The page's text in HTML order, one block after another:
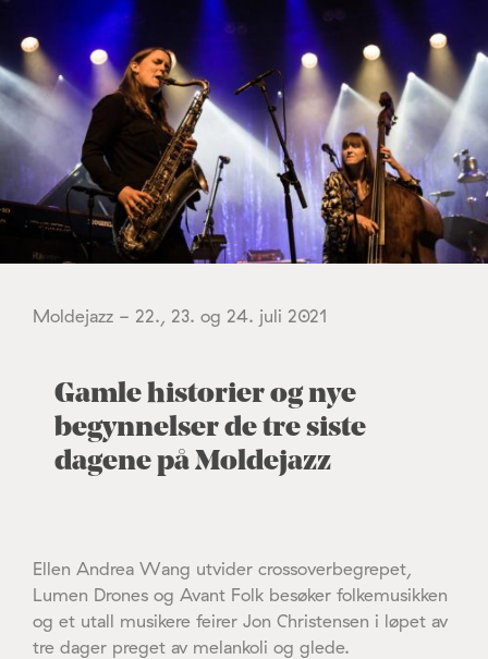
Moldejazz - 22., 23. og 24. juli 2021
Gamle historier og nye
begynnelser de tre siste
dagene på Moldejazz
Ellen Andrea Wang utvider crossoverbegrepet,
Lumen Drones og Avant Folk besøker folkemusikken
og et utall musikere feirer Jon Christensen i løpet av
tre dager preget av melankoli og glede.